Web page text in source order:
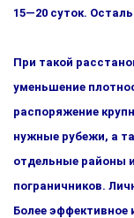
15—20 суток.
При такой
уменьшение
распоряжение
нужные рубежи, а
отдельные районы
пограничников.
Более